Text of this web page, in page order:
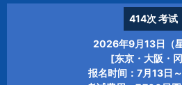
414次 考试
2026年9月13日（星
[东京・大阪・
报名时间：7月13日